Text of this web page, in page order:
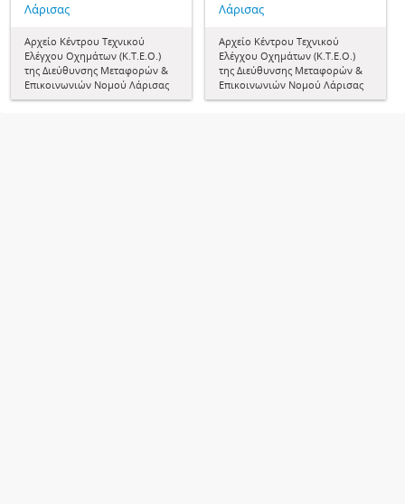
Λάρισας
Αρχείο Κέντρου Τεχνικού
Ελέγχου Οχημάτων (Κ.Τ.Ε.Ο.)
της Διεύθυνσης Μεταφορών &
Επικοινωνιών Νομού Λάρισας
Λάρισας
Αρχείο Κέντρου Τεχνικού
Ελέγχου Οχημάτων (Κ.Τ.Ε.Ο.)
της Διεύθυνσης Μεταφορών &
Επικοινωνιών Νομού Λάρισας